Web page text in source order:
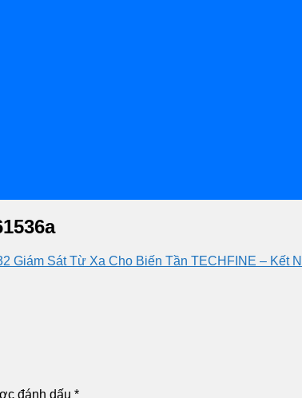
Giám Sát Từ Xa Cho Biến Tần TECHFINE – Kết
đánh dấu *